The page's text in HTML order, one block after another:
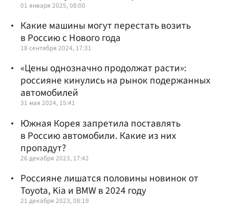
01 января 2025, 08:00
Какие машины могут перестать возить
в Россию с Нового года
18 сентября 2024, 17:31
«Цены однозначно продолжат расти»:
россияне кинулись на рынок подержанных
автомобилей
31 мая 2024, 15:41
Южная Корея запретила поставлять
в Россию автомобили. Какие из них
пропадут?
26 декабря 2023, 17:42
Россияне лишатся половины новинок от
Toyota, Kia и BMW в 2024 году
21 декабря 2023, 08:19